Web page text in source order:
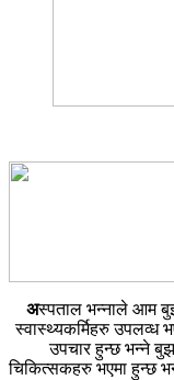
अस्पताल भन्नाले आम
स्वास्थ्यकर्मिहरु उपलव्ध
उपचार हुन्छ भन्ने
चिकित्सकहरु भएमा हुन्छ